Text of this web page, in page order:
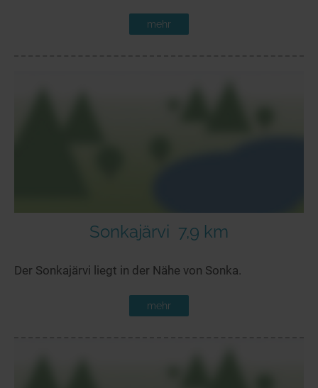
mehr
Sonkajärvi 7,9 km
Der Sonkajärvi liegt in der Nähe von Sonka.
mehr